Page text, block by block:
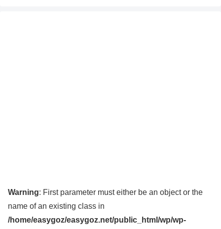
Warning: First parameter must either be an object or the
name of an existing class in
/home/easygoz/easygoz.net/public_html/wp/wp-